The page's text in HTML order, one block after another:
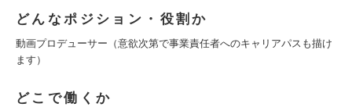
どんなポジション・役割か
動画プロデューサー（意欲次第で事業責任者へのキャリアパスも描け
ます）
どこで働くか